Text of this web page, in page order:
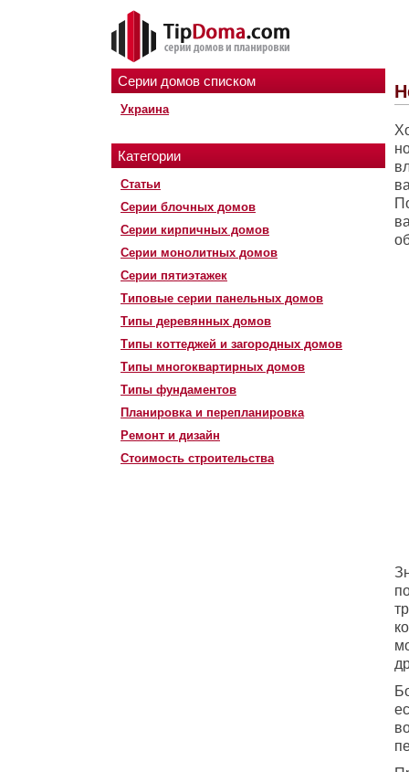
Серии домов списком
Украина
Категории
Статьи
Серии блочных домов
Серии кирпичных домов
Серии монолитных домов
Серии пятиэтажек
Типовые серии панельных домов
Типы деревянных домов
Типы коттеджей и загородных домов
Типы многоквартирных домов
Типы фундаментов
Планировка и перепланировка
Ремонт и дизайн
Стоимость строительства